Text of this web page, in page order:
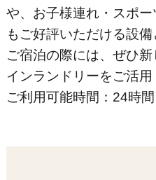
や、お子様連れ・スポ
もご好評いただける設備
ご宿泊の際には、ぜひ
インランドリーをご活用
ご利用可能時間：24